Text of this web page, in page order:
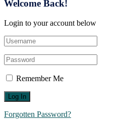
Welcome Back!
Login to your account below
Remember Me
Forgotten Password?